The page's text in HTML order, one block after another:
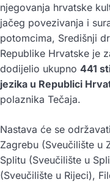
njegovanja hrvatske
jačeg povezivanja i
potomcima, Središnji
Republike Hrvatske je
dodijelio ukupno 441
jezika u Republici
polaznika Tečaja.
Nastava će se
Zagrebu (Sveučilište u
Splitu (Sveučilište u
(Sveučilište u Rijeci),